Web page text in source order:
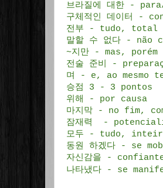
브라질에 대한 -
구체적인 데이터 -
전부 - tudo, total
말할 수 없다 - não
~지만 - mas, porém
전술 준비 -
며 - e, ao mesmo
승점 3 - 3 pontos
위해 - por causa
마지막 - no fim,
잠재력 -
모두 - tudo,
동원 하겠다 - se
자신감을 -
나타냈다 - se